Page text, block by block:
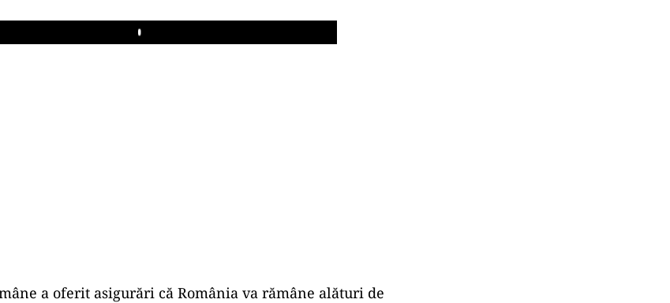
Play
a oferit asigurări că România va rămâne alături de